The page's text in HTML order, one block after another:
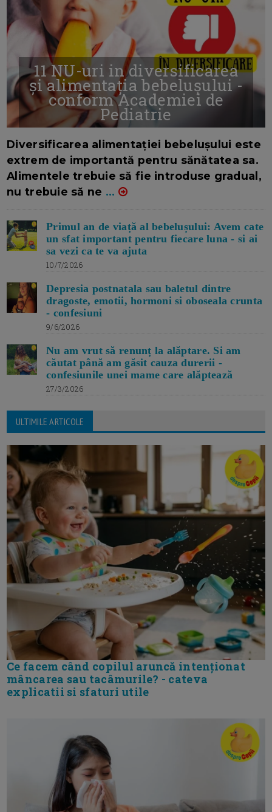
11 NU-uri in diversificarea
și alimentația bebelușului -
conform Academiei de
Pediatrie
Diversificarea alimentației bebelușului este
extrem de importantă pentru sănătatea sa.
Alimentele trebuie să fie introduse gradual,
nu trebuie să ne ...
Primul an de viață al bebelușului: Avem cate
un sfat important pentru fiecare luna - si ai
sa vezi ca te va ajuta
10/7/2026
Depresia postnatala sau baletul dintre
dragoste, emotii, hormoni si oboseala crunta
- confesiuni
9/6/2026
Nu am vrut să renunț la alăptare. Si am
căutat până am găsit cauza durerii -
confesiunile unei mame care alăptează
27/3/2026
ULTIMILE ARTICOLE
Ce facem când copilul aruncă intenționat
mâncarea sau tacâmurile? - cateva
explicatii si sfaturi utile